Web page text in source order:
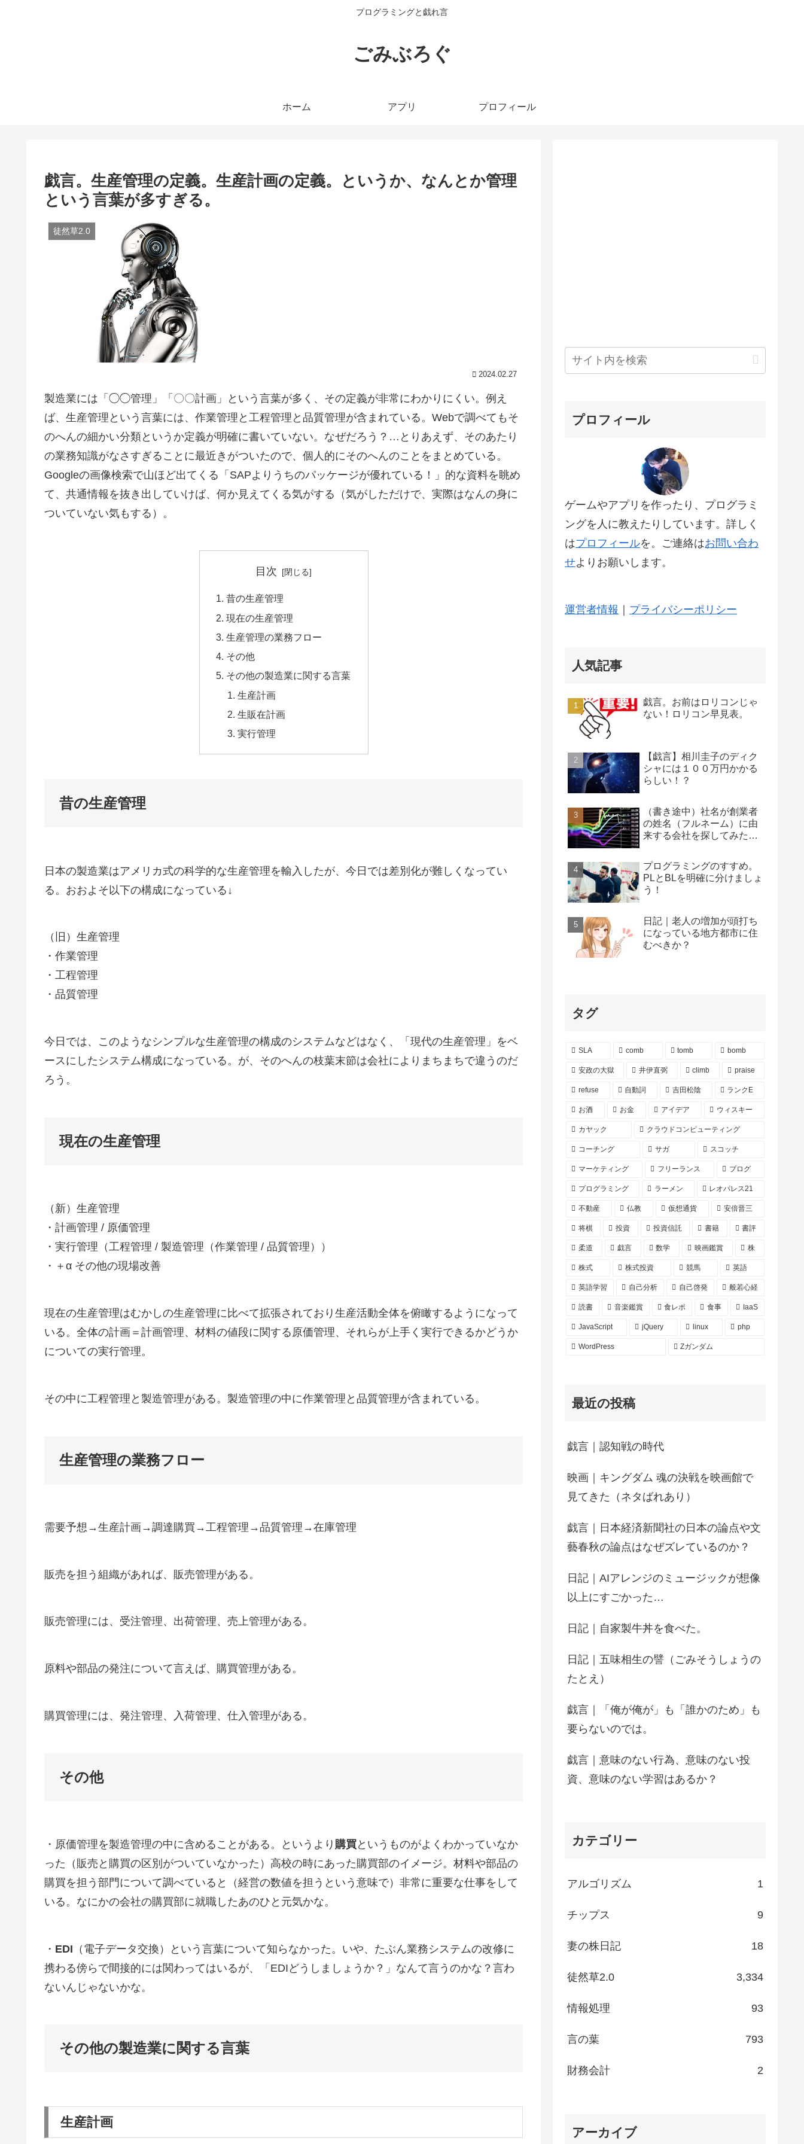
プログラミングと戯れ言
ごみぶろぐ
ホーム アプリ プロフィール
戯言。生産管理の定義。生産計画の定義。というか、なんとか管理
という言葉が多すぎる。
徒然草2.0
2024.02.27
製造業には「◯◯管理」「〇〇計画」という言葉が多く、その定義が非常にわかりにくい。例え
ば、生産管理という言葉には、作業管理と工程管理と品質管理が含まれている。Webで調べてもそ
のへんの細かい分類というか定義が明確に書いていない。なぜだろう？…とりあえず、そのあたり
の業務知識がなさすぎることに最近きがついたので、個人的にそのへんのことをまとめている。
Googleの画像検索で山ほど出てくる「SAPよりうちのパッケージが優れている！」的な資料を眺め
て、共通情報を抜き出していけば、何か見えてくる気がする（気がしただけで、実際はなんの身に
ついていない気もする）。
目次
昔の生産管理
現在の生産管理
生産管理の業務フロー
その他
その他の製造業に関する言葉
生産計画
生販在計画
実行管理
昔の生産管理
日本の製造業はアメリカ式の科学的な生産管理を輸入したが、今日では差別化が難しくなってい
る。おおよそ以下の構成になっている↓
（旧）生産管理
・作業管理
・工程管理
・品質管理
今日では、このようなシンプルな生産管理の構成のシステムなどはなく、「現代の生産管理」をベ
ースにしたシステム構成になっている。が、そのへんの枝葉末節は会社によりまちまちで違うのだ
ろう。
現在の生産管理
（新）生産管理
・計画管理 / 原価管理
・実行管理（工程管理 / 製造管理（作業管理 / 品質管理））
・＋α その他の現場改善
現在の生産管理はむかしの生産管理に比べて拡張されており生産活動全体を俯瞰するようになって
いる。全体の計画＝計画管理、材料の値段に関する原価管理、それらが上手く実行できるかどうか
についての実行管理。
その中に工程管理と製造管理がある。製造管理の中に作業管理と品質管理が含まれている。
生産管理の業務フロー
需要予想→生産計画→調達購買→工程管理→品質管理→在庫管理
販売を担う組織があれば、販売管理がある。
販売管理には、受注管理、出荷管理、売上管理がある。
原料や部品の発注について言えば、購買管理がある。
購買管理には、発注管理、入荷管理、仕入管理がある。
その他
・原価管理を製造管理の中に含めることがある。というより 購買というものがよくわかっていなか
った（販売と購買の区別がついていなかった）高校の時にあった購買部のイメージ。材料や部品の
購買を担う部門について調べていると（経営の数値を担うという意味で）非常に重要な仕事をして
いる。なにかの会社の購買部に就職したあのひと元気かな。
・ EDI （電子データ交換）という言葉について知らなかった。いや、たぶん業務システムの改修に
携わる傍らで間接的には関わってはいるが、「EDIどうしましょうか？」なんて言うのかな？言わ
ないんじゃないかな。
その他の製造業に関する言葉
生産計画
プロフィール
ゲームやアプリを作ったり、プログラミ
ングを人に教えたりしています。詳しく
はプロフィールを。ご連絡はお問い合わ
せよりお願いします。
運営者情報 プライバシーポリシー
人気記事
戯言。お前はロリコンじゃ
ない！ロリコン早見表。
【戯言】相川圭子のディク
シャには１００万円かかる
らしい！？
（書き途中）社名が創業者
の姓名（フルネーム）に由
来する会社を探してみた…
プログラミングのすすめ。
PLとBLを明確に分けましょ
う！
日記｜老人の増加が頭打ち
になっている地方都市に住
むべきか？
タグ
SLA comb tomb bomb
安政の大獄 井伊直弼 climb praise
refuse 自動詞 吉田松陰 ランクE
お酒 お金 アイデア ウィスキー
カヤック クラウドコンピューティング
コーチング サガ スコッチ
マーケティング フリーランス ブログ
プログラミング ラーメン レオパレス21
不動産 仏教 仮想通貨 安倍晋三
将棋 投資 投資信託 書籍 書評
柔道 戯言 数学 映画鑑賞 株
株式 株式投資 競馬 英語
英語学習 自己分析 自己啓発 般若心経
読書 音楽鑑賞 食レポ 食事 IaaS
JavaScript jQuery linux php
WordPress Zガンダム
最近の投稿
戯言｜認知戦の時代
映画｜キングダム 魂の決戦を映画館で
見てきた（ネタばれあり）
戯言｜日本経済新聞社の日本の論点や文
藝春秋の論点はなぜズレているのか？
日記｜AIアレンジのミュージックが想像
以上にすごかった…
日記｜自家製牛丼を食べた。
日記｜五味相生の譬（ごみそうしょうの
たとえ）
戯言｜「俺が俺が」も「誰かのため」も
要らないのでは。
戯言｜意味のない行為、意味のない投
資、意味のない学習はあるか？
カテゴリー
アルゴリズム 1
チップス 9
妻の株日記 18
徒然草2.0 3,334
情報処理 93
言の葉 793
財務会計 2
アーカイブ